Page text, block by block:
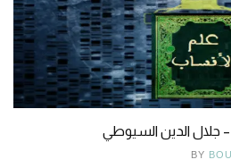
– جلال الدين السيوطي
BY